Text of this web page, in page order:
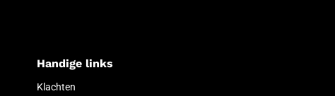
Handige links
Klachten